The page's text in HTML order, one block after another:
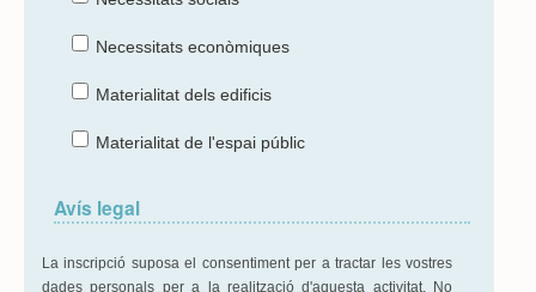
Necessitats econòmiques
Materialitat dels edificis
Materialitat de l'espai públic
Avís legal
La inscripció suposa el consentiment per a tractar les vostres
dades personals per a la realització d'aquesta activitat. No